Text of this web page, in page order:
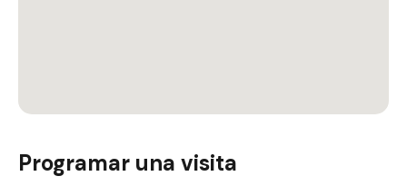
Programar una visita